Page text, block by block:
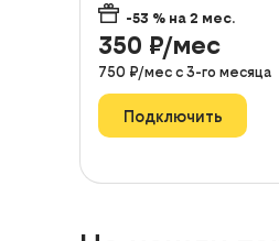
-53 % на 2 мес.
350 ₽/мес
750 ₽/мес с 3-го месяца
Подключить